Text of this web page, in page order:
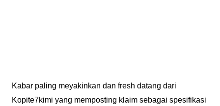
Kabar paling meyakinkan dan fresh datang dari
Kopite7kimi yang memposting klaim sebagai spesifikasi